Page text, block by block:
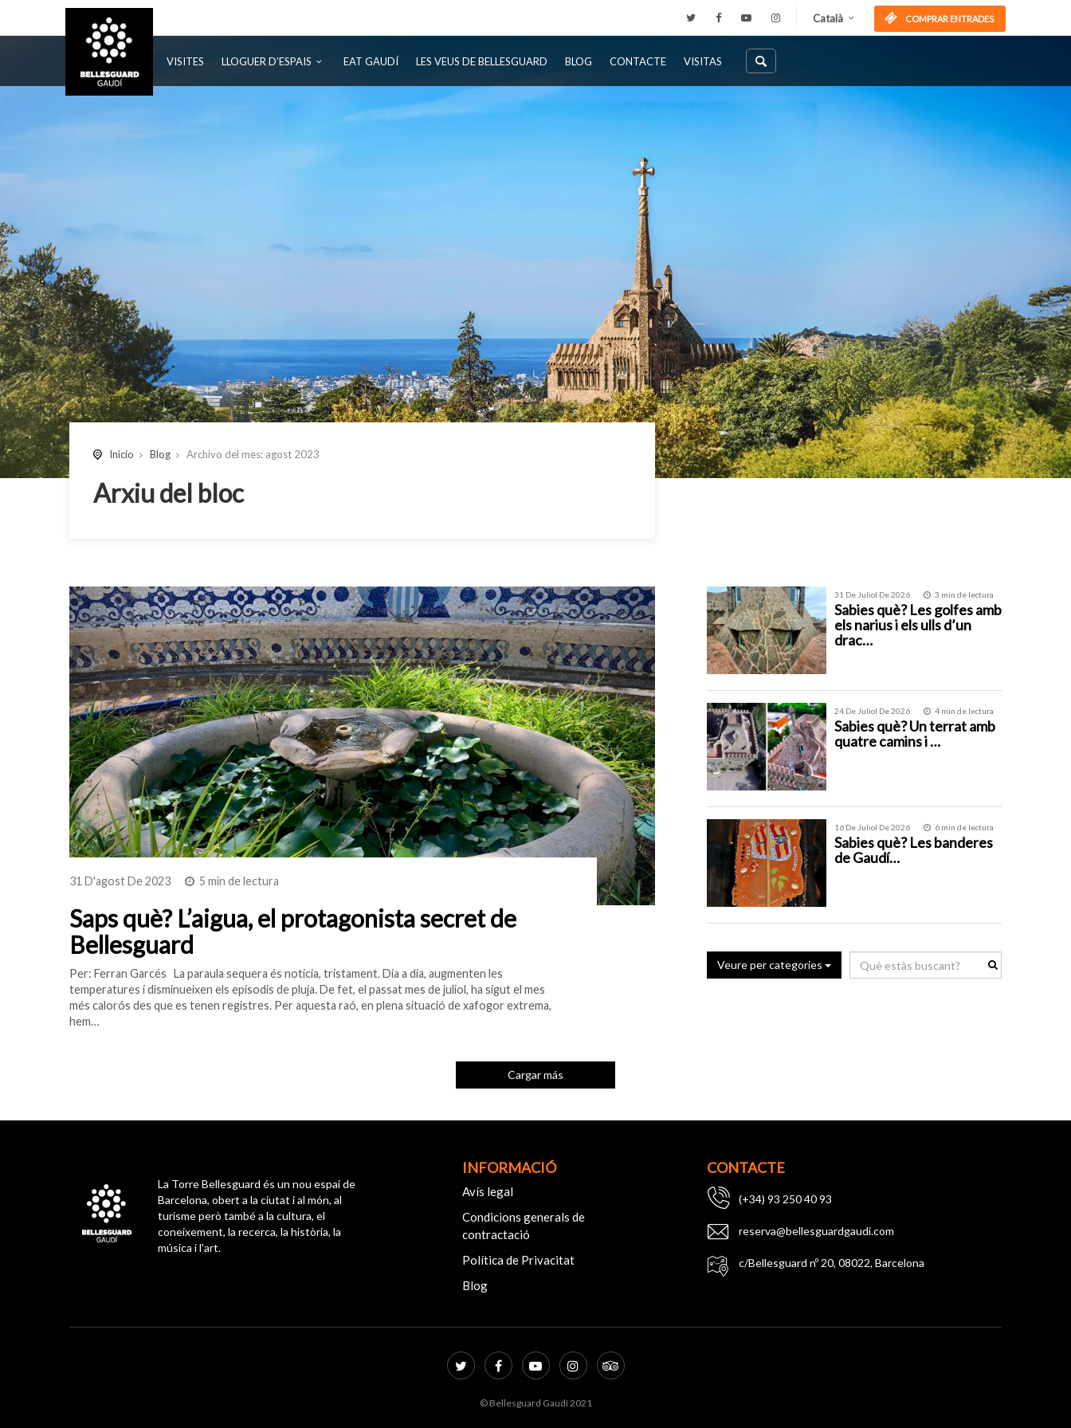
Català COMPRAR ENTRADES
BELLESGUARD VISITES LLOGUER D’ESPAIS EAT GAUDÍ LES VEUS DE BELLESGUARD BLOG CONTACTE VISITAS
Inicio Blog Archivo del mes: agost 2023
Arxiu del bloc
31 D'agost De 2023 5 min de lectura
Saps què? L’aigua, el protagonista secret de
Bellesguard
Per: Ferran Garcés La paraula sequera és notícia, tristament. Dia a dia, augmenten les
temperatures i disminueixen els episodis de pluja. De fet, el passat mes de juliol, ha sigut el mes
més calorós des que es tenen registres. Per aquesta raó, en plena situació de xafogor extrema,
hem…
31 De Juliol De 2026 3 min de lectura
Sabies què? Les golfes amb
els narius i els ulls d’un
drac…
24 De Juliol De 2026 4 min de lectura
Sabies què? Un terrat amb
quatre camins i …
16 De Juliol De 2026 6 min de lectura
Sabies què? Les banderes
de Gaudí…
Veure per categories
Cargar más
La Torre Bellesguard és un nou espai de
Barcelona, obert a la ciutat i al món, al
turisme però també a la cultura, el
coneixement, la recerca, la història, la
música i l'art.
INFORMACIÓ
Avís legal
Condicions generals de
contractació
Política de Privacitat
Blog
CONTACTE
(+34) 93 250 40 93
reserva@bellesguardgaudi.com
c/Bellesguard nº 20, 08022, Barcelona
© Bellesguard Gaudí 2021